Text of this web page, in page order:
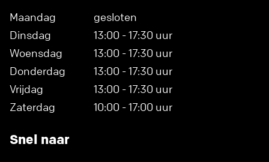
Maandag
gesloten
Dinsdag
13:00 - 17:30 uur
Woensdag
13:00 - 17:30 uur
Donderdag
13:00 - 17:30 uur
Vrijdag
13:00 - 17:30 uur
Zaterdag
10:00 - 17:00 uur
Snel naar